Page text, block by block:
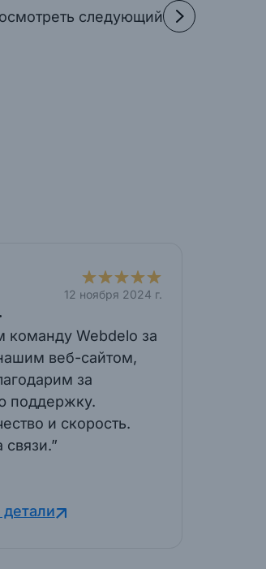
следующий
12 ноября 2024 г.
команду Webdelo за
веб-сайтом,
за
поддержку.
и скорость.